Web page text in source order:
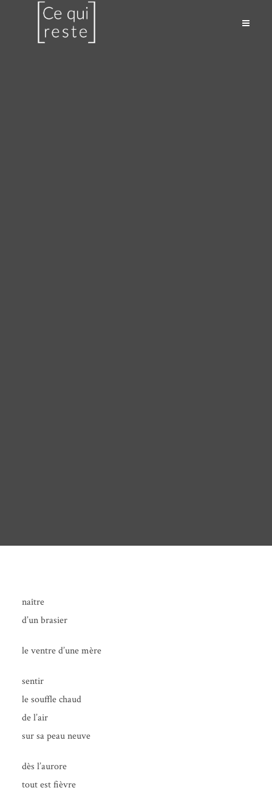
naître
d’un brasier
le ventre d’une mère
sen­tir
le souffle chaud
de l’air
sur sa peau neuve
dès l’au­rore
tout est fièvre